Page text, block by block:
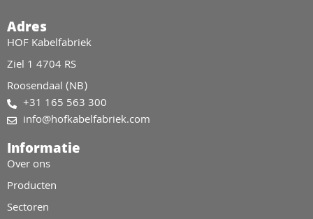
Adres
HOF Kabelfabriek
Ziel 1 4704 RS
Roosendaal (NB)
+31 165 563 300
info@hofkabelfabriek.com
Informatie
Over ons
Producten
Sectoren